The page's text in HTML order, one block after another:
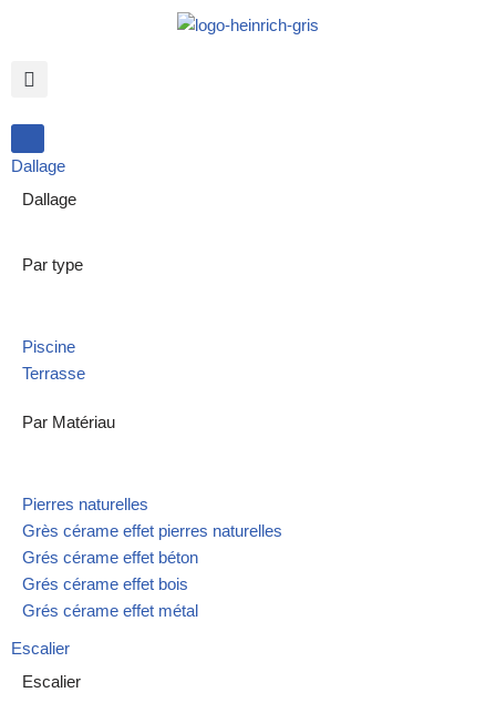
au
Dallage
Dallage
Par type
Piscine
Terrasse
Par Matériau
Pierres naturelles
Grès cérame effet pierres naturelles
Grés cérame effet béton
Grés cérame effet bois
Grés cérame effet métal
Escalier
Escalier